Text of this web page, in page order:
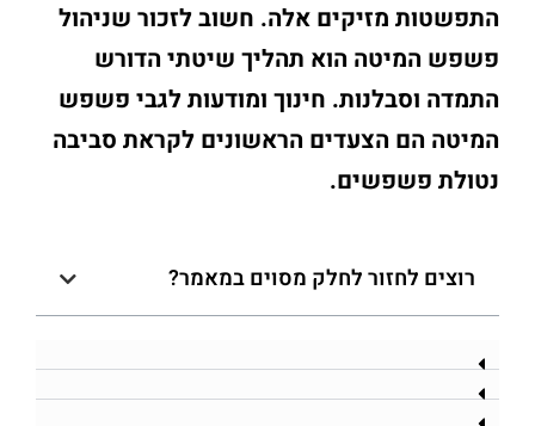
התפשטות מזיקים אלה. חשוב לזכור שניהול
פשפש המיטה הוא תהליך שיטתי הדורש
התמדה וסבלנות. חינוך ומודעות לגבי פשפש
המיטה הם הצעדים הראשונים לקראת סביבה
נטולת פשפשים.
רוצים לחזור לחלק מסוים במאמר?